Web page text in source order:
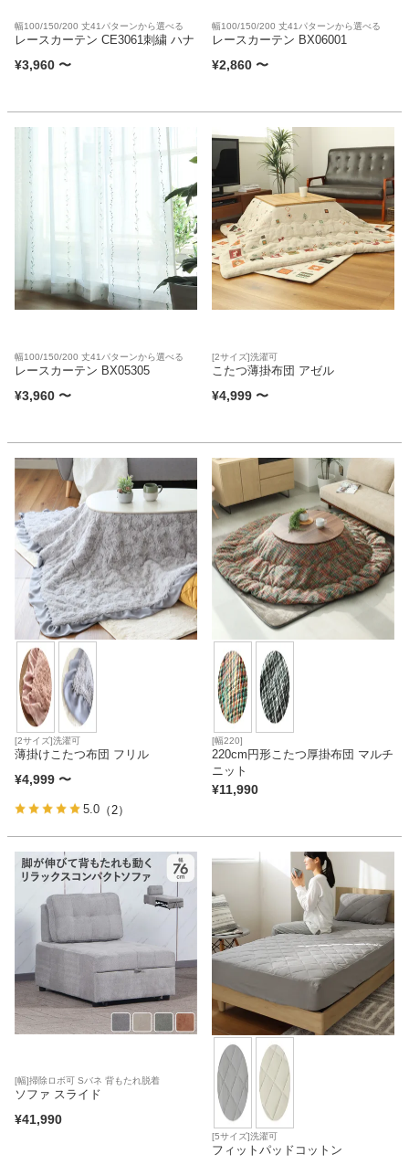
幅100/150/200 丈41パターンから選べる
レースカーテン CE3061刺繍 ハナ
¥3,960 〜
幅100/150/200 丈41パターンから選べる
レースカーテン BX06001
¥2,860 〜
幅100/150/200 丈41パターンから選べる
レースカーテン BX05305
¥3,960 〜
[2サイズ]洗濯可
こたつ薄掛布団 アゼル
¥4,999 〜
[2サイズ]洗濯可
薄掛けこたつ布団 フリル
¥4,999 〜
5.0 （2）
[幅220]
220cm円形こたつ厚掛布団 マルチ
ニット
¥11,990
[幅]掃除ロボ可 Sバネ 背もたれ脱着
ソファ スライド
¥41,990
[5サイズ]洗濯可
フィットパッドコットン